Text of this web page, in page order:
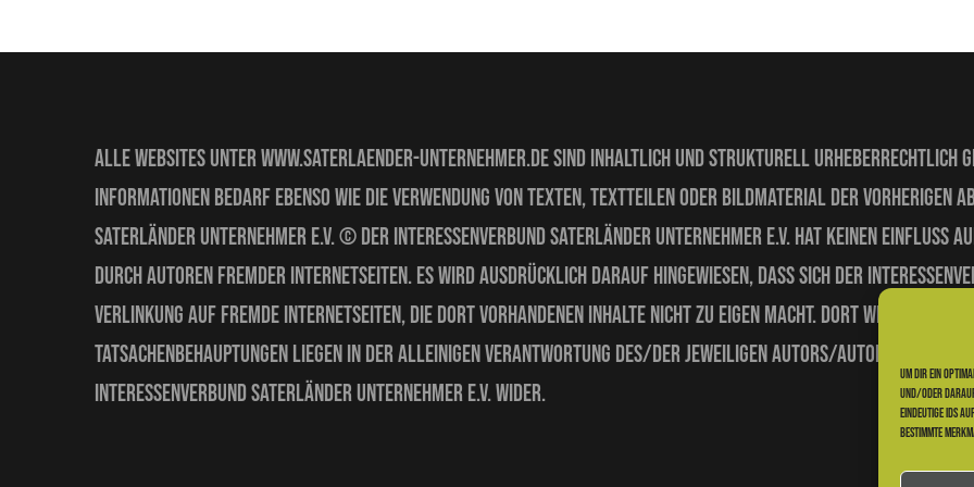
Um dir ein
und/oder darauf
eindeutige IDs
bestimmte
Alle Websites unter www.saterlaender-unternehmer.de sind inhaltlich und strukturell urheberrechtlich
Informationen bedarf ebenso wie die Verwendung von Texten, Textteilen oder Bildmaterial der vorherigen
Saterländer Unternehmer e.V. © Der Interessenverbund Saterländer Unternehmer e.V. hat keinen Einfluss
durch Autoren fremder Internetseiten. Es wird ausdrücklich darauf hingewiesen, dass sich der
Verlinkung auf fremde Internetseiten, die dort vorhandenen Inhalte nicht zu eigen macht. Dort
Tatsachenbehauptungen liegen in der alleinigen Verantwortung des/der jeweiligen Autors/Autorin und
Interessenverbund Saterländer Unternehmer e.V. wider.